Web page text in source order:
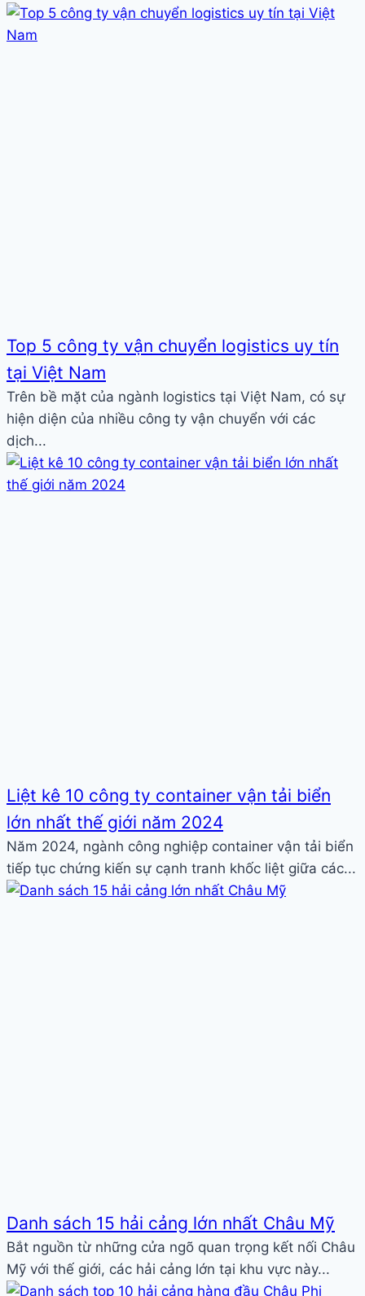
Top 5 công ty vận chuyển logistics uy tín
tại Việt Nam
Trên bề mặt của ngành logistics tại Việt Nam, có sự
hiện diện của nhiều công ty vận chuyển với các
dịch...
Liệt kê 10 công ty container vận tải biển
lớn nhất thế giới năm 2024
Năm 2024, ngành công nghiệp container vận tải biển
tiếp tục chứng kiến sự cạnh tranh khốc liệt giữa các...
Danh sách 15 hải cảng lớn nhất Châu Mỹ
Bắt nguồn từ những cửa ngõ quan trọng kết nối Châu
Mỹ với thế giới, các hải cảng lớn tại khu vực này...